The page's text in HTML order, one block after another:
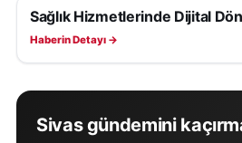
SAĞLIK
Sağlık Hizmetlerinde Dijital
Haberin Detayı →
Sivas gündemini